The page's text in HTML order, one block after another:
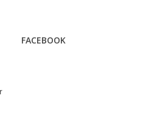
FACEBOOK